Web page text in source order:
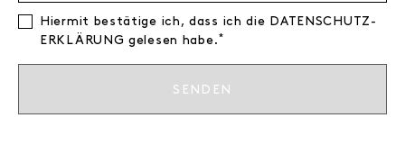
Hiermit bestätige ich, dass ich die
DATEN­SCHUTZ­
ERKLÄRUNG gelesen habe. *
SENDEN